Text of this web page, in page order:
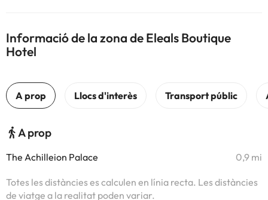
Informació de la zona de Eleals Boutique
Hotel
A prop
The Achilleion Palace 0,9 mi
Totes les distàncies es calculen en línia recta. Les distàncies
de viatge a la realitat poden variar.